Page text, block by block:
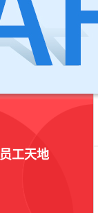
员工天地